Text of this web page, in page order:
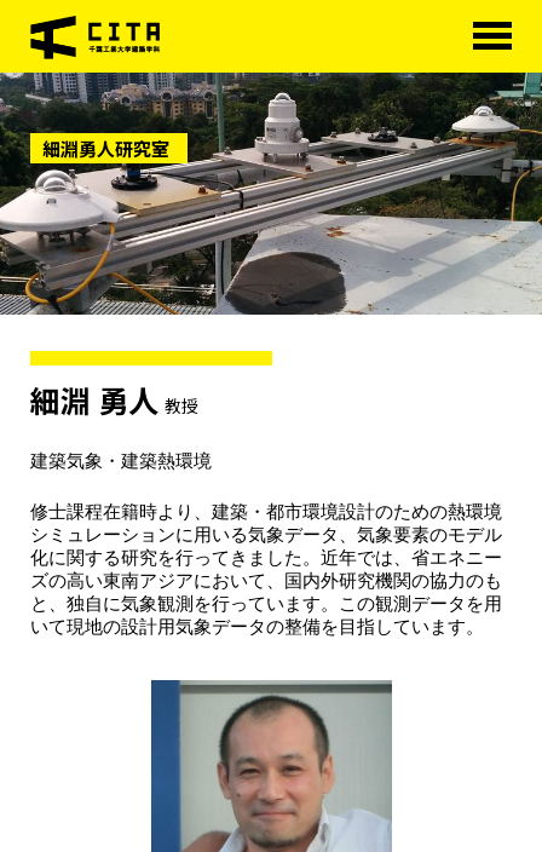
HOME
学科概要
学べる分野
学科カリキュラム
大学院
研究室紹介
細淵勇人研究室
細淵 勇人 教授
建築気象・建築熱環境
修士課程在籍時より、建築・都市環境設計のための熱環境
シミュレーションに用いる気象データ、気象要素のモデル
化に関する研究を行ってきました。近年では、省エネニー
ズの高い東南アジアにおいて、国内外研究機関の協力のも
と、独自に気象観測を行っています。この観測データを用
いて現地の設計用気象データの整備を目指しています。